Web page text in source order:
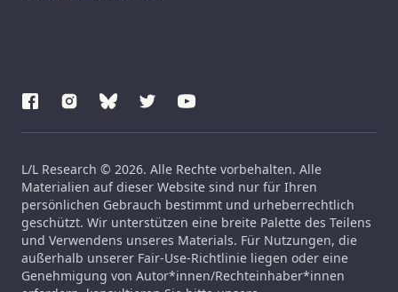
L/L Research © 2026. Alle Rechte vorbehalten. Alle
Materialien auf dieser Website sind nur für Ihren
persönlichen Gebrauch bestimmt und urheberrechtlich
geschützt. Wir unterstützen eine breite Palette des Teilens
und Verwendens unseres Materials. Für Nutzungen, die
außerhalb unserer Fair-Use-Richtlinie liegen oder eine
Genehmigung von Autor*innen/Rechteinhaber*innen